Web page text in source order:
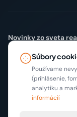
Novinky zo sveta
Súbory
Používame
(prihlásenie,
analytiku a
informácií